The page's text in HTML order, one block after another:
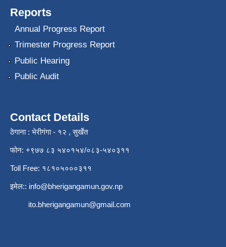
Reports
Annual Progress Report
Trimester Progress Report
Public Hearing
Public Audit
Contact Details
ठेगाना : भेरीगंगा - १२ , सुर्खेत
फोन: +९७७ ८३ ५४०१५४/०८३-५४०३११
Toll Free: १८१०५०००३११
इमेल:: info@bherigangamun.gov.np
ito.bherigangamun@gmail.com